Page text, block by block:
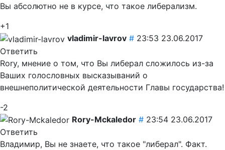
Вы абсолютно не в курсе, что такое либерализм.
+1
vladimir-lavrov # 23:53 23.06.2017
Ответить
Rory, мнение о том, что Вы либерал сложилось из-за
Ваших голословных высказываний о
внешнеполитической деятельности Главы государства!
-2
Rory-Mckaledor # 23:54 23.06.2017
Ответить
Владимир, Вы не знаете, что такое "либерал". Факт.